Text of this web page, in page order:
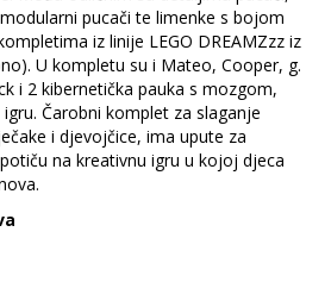
pucači te limenke s bojom
iz linije LEGO DREAMZzz iz
U kompletu su i Mateo, Cooper, g.
i 2 kibernetička pauka s mozgom,
Čarobni komplet za slaganje
i djevojčice, ima upute za
na kreativnu igru u kojoj djeca